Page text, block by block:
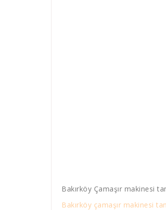
Bakırköy Çamaşır makinesi
Bakırköy çamaşır makinesi